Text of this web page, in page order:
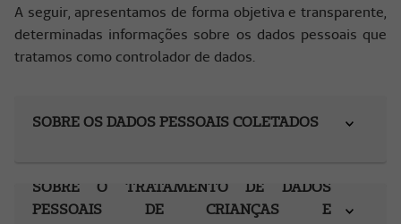
A seguir, apresentamos de forma objetiva e transparente,
determinadas informações sobre os dados pessoais que
tratamos como controlador de dados.
SOBRE OS DADOS PESSOAIS COLETADOS
SOBRE O TRATAMENTO DE DADOS
PESSOAIS DE CRIANÇAS E